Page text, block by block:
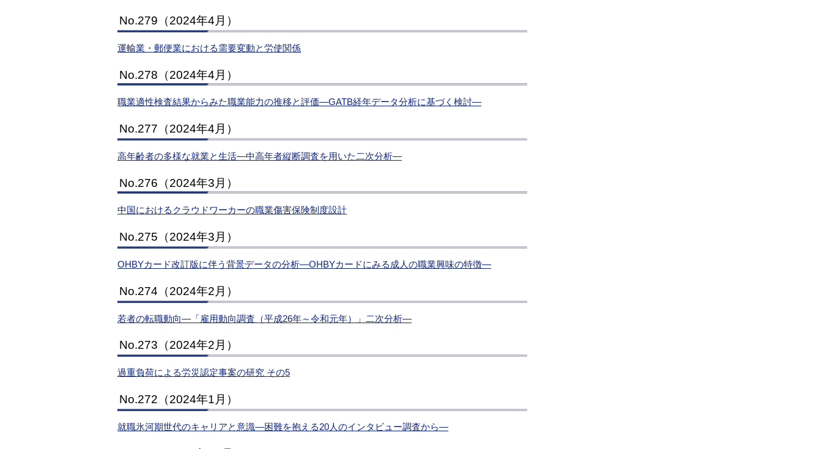
No.279（2024年4月）
運輸業・郵便業における需要変動と労使関係
No.278（2024年4月）
職業適性検査結果からみた職業能力の推移と評価―GATB経年データ分析に基づく検討―
No.277（2024年4月）
高年齢者の多様な就業と生活―中高年者縦断調査を用いた二次分析―
No.276（2024年3月）
中国におけるクラウドワーカーの職業傷害保険制度設計
No.275（2024年3月）
OHBYカード改訂版に伴う背景データの分析―OHBYカードにみる成人の職業興味の特徴―
No.274（2024年2月）
若者の転職動向―「雇用動向調査（平成26年～令和元年）」二次分析―
No.273（2024年2月）
過重負荷による労災認定事案の研究 その5
No.272（2024年1月）
就職氷河期世代のキャリアと意識―困難を抱える20人のインタビュー調査から―